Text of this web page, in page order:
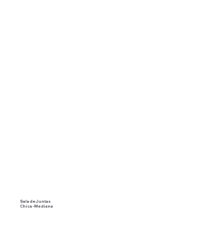
Sala de Juntas
Chica - Mediana